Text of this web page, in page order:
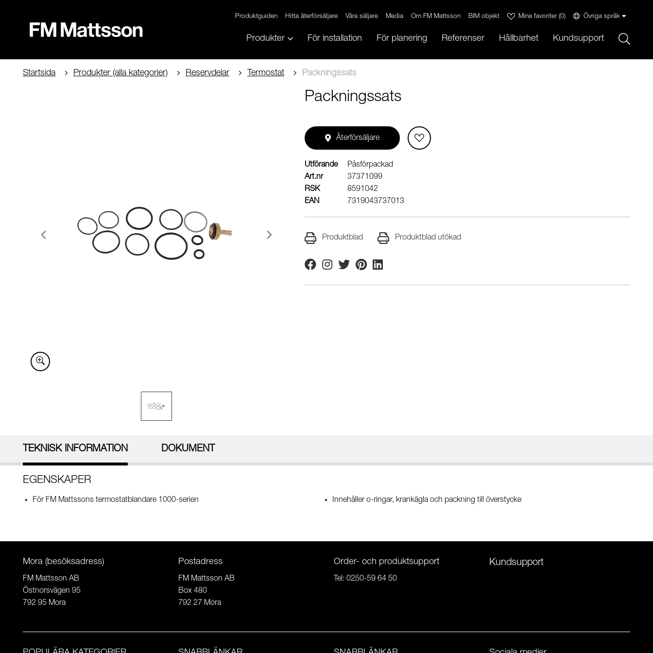
Produktguiden Hitta återförsäljare Våra säljare Media Om FM Mattsson BIM objekt Mina favoriter(0) Övriga språk
Produkter För installation För planering Referenser Hållbarhet Kundsupport
Startsida Produkter (alla kategorier) Reservdelar Termostat Packningssats
Packningssats
Återförsäljare
Utförande
Påsförpackad
Art.nr
37371099
RSK
8591042
EAN
7319043737013
Produktblad Produktblad utökad
FacebookInstagram
TwitterPinterestLinkedin
TEKNISK INFORMATION DOKUMENT
EGENSKAPER
För FM Mattssons termostatblandare 1000-serien Innehåller o-ringar, krankägla och packning till överstycke
Mora (besöksadress)
FM Mattsson AB
Östnorsvägen 95
792 95 Mora
Postadress
FM Mattsson AB
Box 480
792 27 Mora
Order- och produktsupport
Tel: 0250-59 64 50
Kundsupport